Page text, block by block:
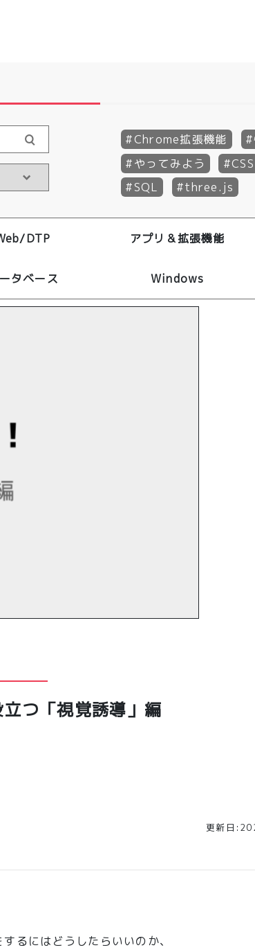
Chrome拡張機能
やってみよう
CSS
SQL
three.js
DTP アプリ＆拡張機能
タベース Windows
つ「視覚誘導」編
更新日
るにはどうしたらいいのか、